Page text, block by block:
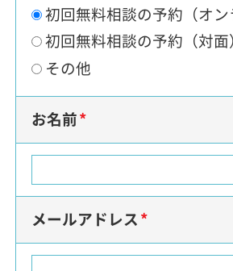
初回無料相談の予約（オン
初回無料相談の予約（対面
その他
お名前
メールアドレス